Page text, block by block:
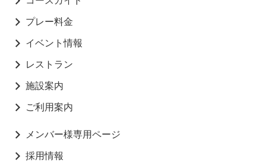
プレー料金
イベント情報
レストラン
施設案内
ご利用案内
メンバー様専用ページ
採用情報